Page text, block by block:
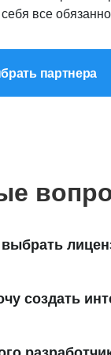
все
партнера
выбрать
«1С-Битрикс:
создать
того,